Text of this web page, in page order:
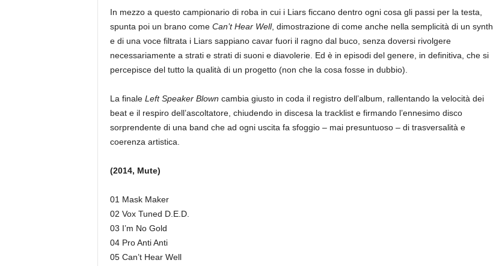
In mezzo a questo campionario di roba in cui i Liars ficcano dentro ogni cosa gli passi per la testa,
spunta poi un brano come Can’t Hear Well, dimostrazione di come anche nella semplicità di un synth
e di una voce filtrata i Liars sappiano cavar fuori il ragno dal buco, senza doversi rivolgere
necessariamente a strati e strati di suoni e diavolerie. Ed è in episodi del genere, in definitiva, che si
percepisce del tutto la qualità di un progetto (non che la cosa fosse in dubbio).
La finale Left Speaker Blown cambia giusto in coda il registro dell’album, rallentando la velocità dei
beat e il respiro dell’ascoltatore, chiudendo in discesa la tracklist e firmando l’ennesimo disco
sorprendente di una band che ad ogni uscita fa sfoggio – mai presuntuoso – di trasversalità e
coerenza artistica.
(2014, Mute)
01 Mask Maker
02 Vox Tuned D.E.D.
03 I’m No Gold
04 Pro Anti Anti
05 Can’t Hear Well